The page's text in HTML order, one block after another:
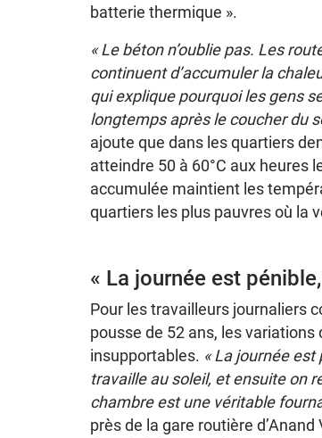
batterie thermique ».
« Le béton n’oublie pas. Les
continuent d’accumuler la
qui explique pourquoi les gens
longtemps après le coucher du
ajoute que dans les quartiers
atteindre 50 à 60°C aux heures
accumulée maintient les
quartiers les plus pauvres où la
« La journée est
Pour les travailleurs journaliers
pousse de 52 ans, les
insupportables. « La journée
travaille au soleil, et ensuite on
chambre est une véritable
près de la gare routière